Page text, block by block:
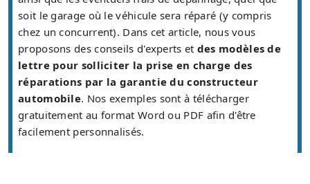
soit le garage où le véhicule sera réparé (y compris
chez un concurrent). Dans cet article, nous vous
proposons des conseils d'experts et des modèles de
lettre pour solliciter la prise en charge des
réparations par la garantie du constructeur
automobile. Nos exemples sont à télécharger
gratuitement au format Word ou PDF afin d'être
facilement personnalisés.